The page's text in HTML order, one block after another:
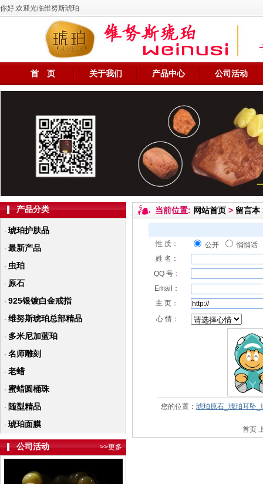
你好.欢迎光临维努斯琥珀
首 页 关于我们 产品中心 公司活动
产品分类
· 琥珀护肤品
· 最新产品
· 虫珀
· 原石
· 925银镀白金戒指
· 维努斯琥珀总部精品
· 多米尼加蓝珀
· 名师雕刻
· 老蜡
· 蜜蜡圆桶珠
· 随型精品
· 琥珀面膜
公司活动 >>更多
当前位置: 网站首页 > 留言本
性 质： 公开
悄悄话
姓 名：
QQ 号：
Email：
主 页：
心 情：
您的位置： 琥珀原石_琥珀耳坠
首页